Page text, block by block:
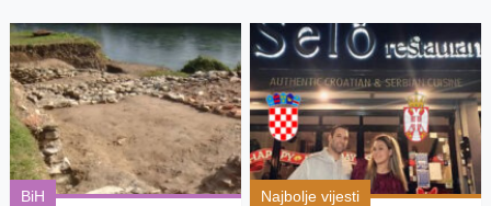
BiH Najbolje vijesti